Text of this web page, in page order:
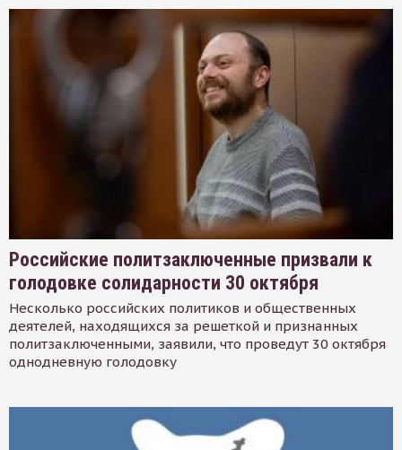
Российские политзаключенные призвали к
голодовке солидарности 30 октября
Несколько российских политиков и общественных
деятелей, находящихся за решеткой и признанных
политзаключенными, заявили, что проведут 30 октября
однодневную голодовку